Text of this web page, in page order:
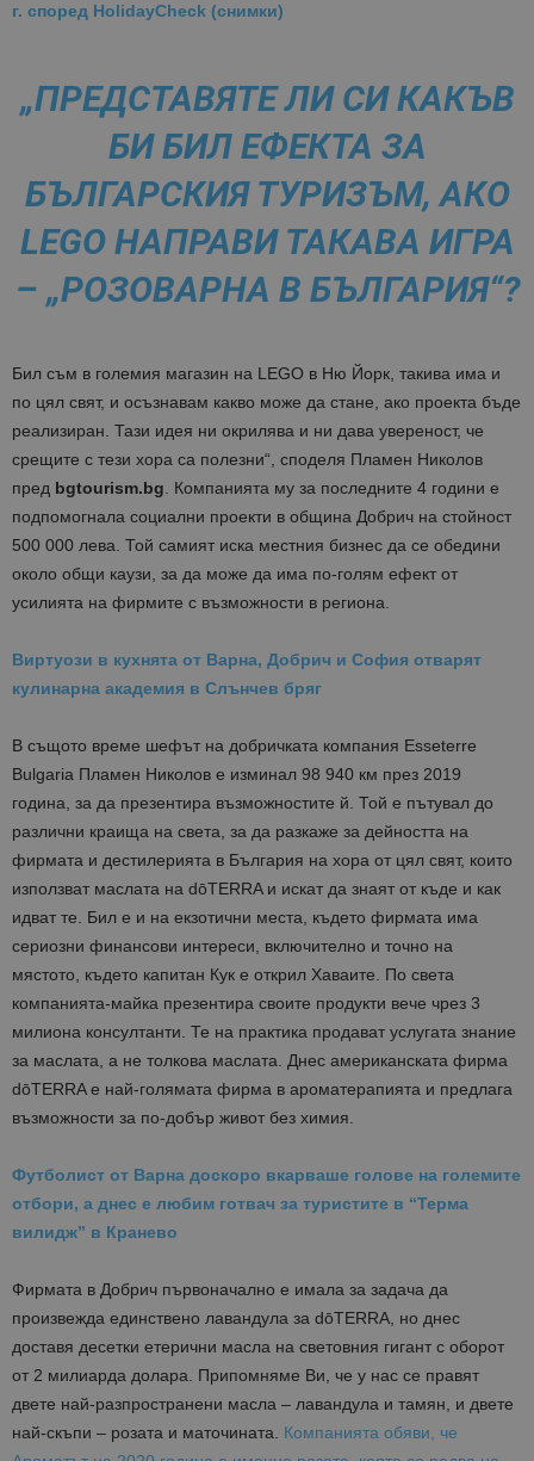
г. според HolidayCheck (снимки)
„ПРЕДСТАВЯТЕ ЛИ СИ КАКЪВ
БИ БИЛ ЕФЕКТА ЗА
БЪЛГАРСКИЯ ТУРИЗЪМ, АКО
LEGO НАПРАВИ ТАКАВА ИГРА
– „РОЗОВАРНА В БЪЛГАРИЯ“?
Бил съм в големия магазин на LEGO в Ню Йорк, такива има и
по цял свят, и осъзнавам какво може да стане, ако проекта бъде
реализиран. Тази идея ни окрилява и ни дава увереност, че
срещите с тези хора са полезни“, споделя Пламен Николов
пред bgtourism.bg. Компанията му за последните 4 години е
подпомогнала социални проекти в община Добрич на стойност
500 000 лева. Той самият иска местния бизнес да се обедини
около общи каузи, за да може да има по-голям ефект от
усилията на фирмите с възможности в региона.
Виртуози в кухнята от Варна, Добрич и София отварят
кулинарна академия в Слънчев бряг
В същото време шефът на добричката компания Esseterre
Bulgaria Пламен Николов е изминал 98 940 км през 2019
година, за да презентира възможностите й. Той е пътувал до
различни краища на света, за да разкаже за дейността на
фирмата и дестилерията в България на хора от цял свят, които
използват маслата на dōTERRA и искат да знаят от къде и как
идват те. Бил е и на екзотични места, където фирмата има
сериозни финансови интереси, включително и точно на
мястото, където капитан Кук е открил Хаваите. По света
компанията-майка презентира своите продукти вече чрез 3
милиона консултанти. Те на практика продават услугата знание
за маслата, а не толкова маслата. Днес американската фирма
dōTERRA е най-голямата фирма в ароматерапията и предлага
възможности за по-добър живот без химия.
Футболист от Варна доскоро вкарваше голове на големите
отбори, а днес е любим готвач за туристите в “Терма
вилидж” в Кранево
Фирмата в Добрич първоначално е имала за задача да
произвежда единствено лавандула за dōTERRA, но днес
доставя десетки етерични масла на световния гигант с оборот
от 2 милиарда долара. Припомняме Ви, че у нас се правят
двете най-разпространени масла – лавандула и тамян, и двете
най-скъпи – розата и маточината. Компанията обяви, че